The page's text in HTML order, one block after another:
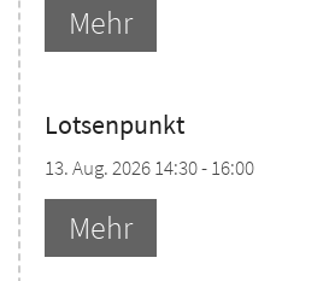
Mehr
Lotsenpunkt
13. Aug. 2026 14:30 - 16:00
Mehr